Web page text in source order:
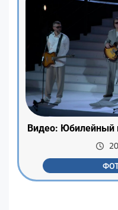
Видео: Юбилейный